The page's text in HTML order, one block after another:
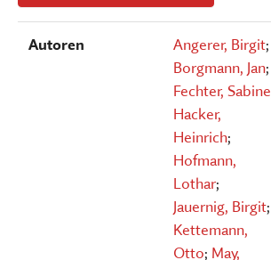
Autoren Angerer, Birgit;
Borgmann, Jan;
Fechter, Sabine
Hacker,
Heinrich;
Hofmann,
Lothar;
Jauernig, Birgit;
Kettemann,
Otto; May,